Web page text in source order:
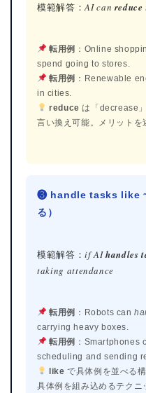
模範解答：AI canreduce
転用例 ：Online
spend going to stores.
転用例 ：Renewable
in cities.
reduce は「decrease
言い換え可能。メリットを
❸ handle tasks like ~
る）
模範解答：if AIhandles
taking attendance
転用例 ：Robots can
carrying heavy boxes.
転用例 ：Smartphones
scheduling and sending
like で具体例を並べる
具体例を組み込めるテクニ
学習＆
“シン